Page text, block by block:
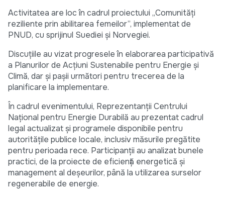
Activitatea are loc în cadrul proiectului „Comunități
reziliente prin abilitarea femeilor”, implementat de
PNUD, cu sprijinul Suediei și Norvegiei.
Discuțiile au vizat progresele în elaborarea participativă
a Planurilor de Acțiuni Sustenabile pentru Energie și
Climă, dar și pașii următori pentru trecerea de la
planificare la implementare.
În cadrul evenimentului, Reprezentanții Centrului
Național pentru Energie Durabilă au prezentat cadrul
legal actualizat și programele disponibile pentru
autoritățile publice locale, inclusiv măsurile pregătite
pentru perioada rece. Participanții au analizat bunele
practici, de la proiecte de eficiență energetică și
management al deșeurilor, până la utilizarea surselor
regenerabile de energie.